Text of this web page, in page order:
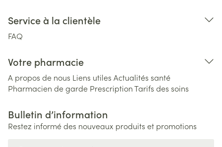
Service à la clientèle
FAQ
Votre pharmacie
A propos de nous Liens utiles Actualités santé
Pharmacien de garde PrescriptionTarifs des soins
Bulletin d’information
Restez informé des nouveaux produits et promotions